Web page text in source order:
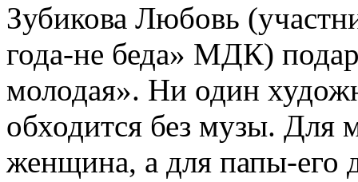
Зубикова Любовь
года-не беда» МДК)
молодая». Ни один
обходится без музы. Для
женщина, а для папы-